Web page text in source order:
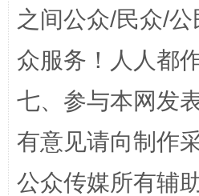
“蜀中异人”王建安的艺术
之间公众/民众/
众服务！人人都
七、参与本网发
有意见请向制作
公众传媒所有辅